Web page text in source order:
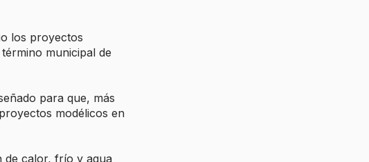
los proyectos
municipal de
para que, más
modélicos en
de calor, frío y agua